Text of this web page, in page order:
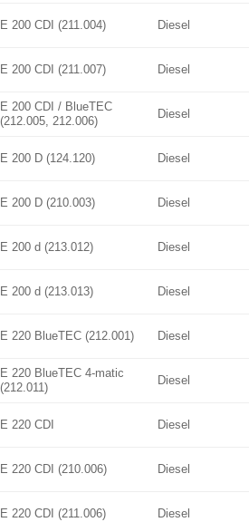
E 200 CDI (211.004) Diesel
E 200 CDI (211.007) Diesel
E 200 CDI / BlueTEC
(212.005, 212.006)
Diesel
E 200 D (124.120) Diesel
E 200 D (210.003) Diesel
E 200 d (213.012) Diesel
E 200 d (213.013) Diesel
E 220 BlueTEC (212.001) Diesel
E 220 BlueTEC 4-matic
(212.011)
Diesel
E 220 CDI Diesel
E 220 CDI (210.006) Diesel
E 220 CDI (211.006) Diesel